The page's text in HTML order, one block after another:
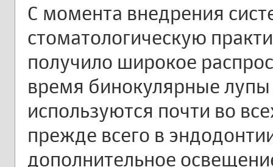
С момента внедрения
стоматологическую
получило широкое
время бинокулярные
используются почти во
прежде всего в
дополнительное